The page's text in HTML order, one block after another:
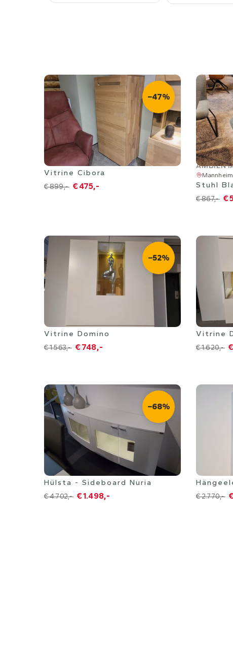
−47%
Mannheim
Vitrine Cibora
€ 899,- € 475,-
Mannheim
Stuhl
€ 867,- €
−52%
Mannheim
Vitrine Domino
€ 1.563,- € 748,-
Mannheim
Vitrine
€ 1.620,-
−68%
Mannheim
Hülsta - Sideboard Nuria
€ 4.702,- € 1.498,- € 2.770,-